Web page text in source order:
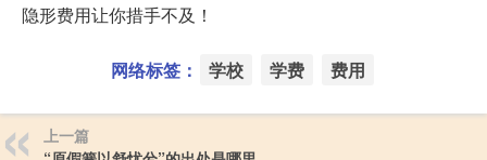
隐形费用让你措手不及！
网络标签： 学校 学费 费用
上一篇